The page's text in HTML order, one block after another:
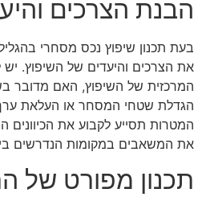
הבנת הצרכים
בעת תכנון שיפוץ נכס מסחרי
את הצרכים והיעדים של השיפוץ.
המרכזית של השיפוץ, האם מדובר
הגדלת שטחי המסחר או העלאת
המטרות תסייע לקבוע את הכיוונים
את המשאבים במקומות הנדרשים
תכנון מפורט של